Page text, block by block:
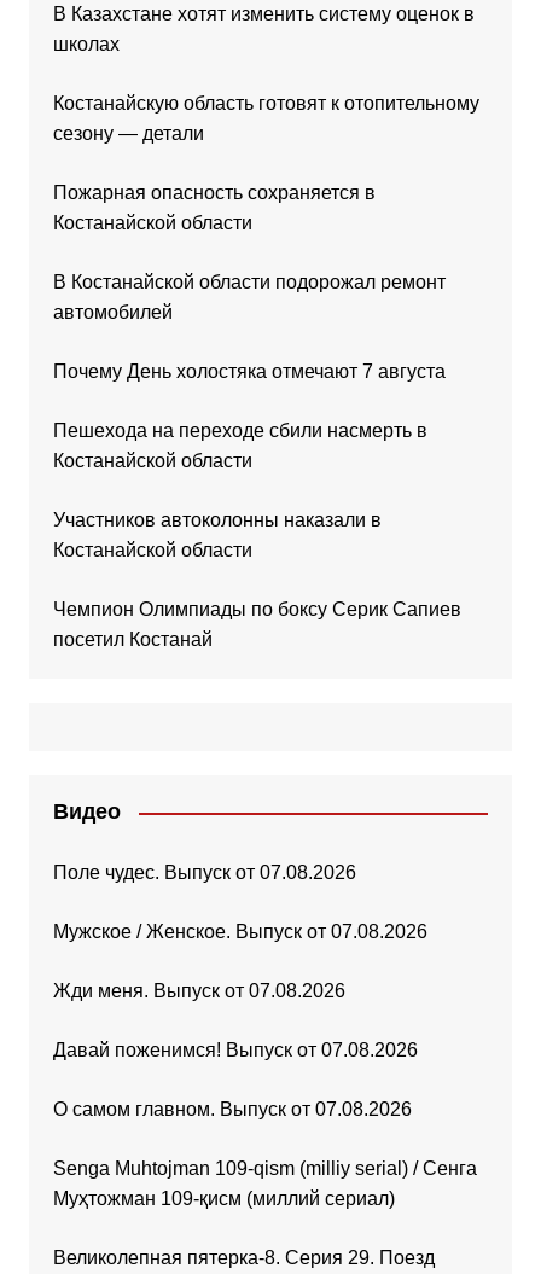
В Казахстане хотят изменить систему оценок в
школах
Костанайскую область готовят к отопительному
сезону — детали
Пожарная опасность сохраняется в
Костанайской области
В Костанайской области подорожал ремонт
автомобилей
Почему День холостяка отмечают 7 августа
Пешехода на переходе сбили насмерть в
Костанайской области
Участников автоколонны наказали в
Костанайской области
Чемпион Олимпиады по боксу Серик Сапиев
посетил Костанай
Видео
Поле чудес. Выпуск от 07.08.2026
Мужское / Женское. Выпуск от 07.08.2026
Жди меня. Выпуск от 07.08.2026
Давай поженимся! Выпуск от 07.08.2026
О самом главном. Выпуск от 07.08.2026
Senga Muhtojman 109-qism (milliy serial) / Сенга
Муҳтожман 109-қисм (миллий сериал)
Великолепная пятерка-8. Серия 29. Поезд